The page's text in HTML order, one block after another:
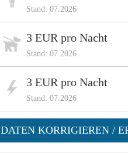
Stand: 07.2026
3 EUR pro Nacht
Stand: 07.2026
3 EUR pro Nacht
Stand: 07.2026
DATEN KORRIGIEREN /